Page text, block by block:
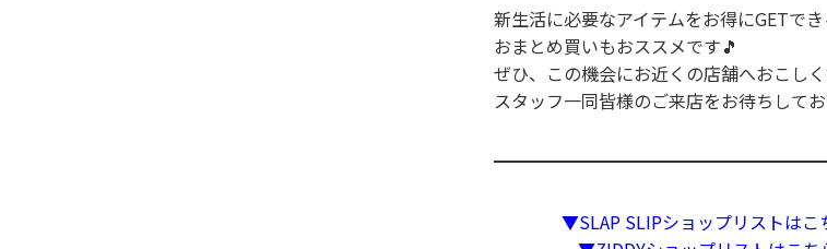
新生活に必要なアイテムをお得にGETでき
おまとめ買いもおススメです🎵
ぜひ、この機会にお近くの店舗へおこしく
スタッフ一同皆様のご来店をお待ちしてお
▼SLAP SLIPショップリストは